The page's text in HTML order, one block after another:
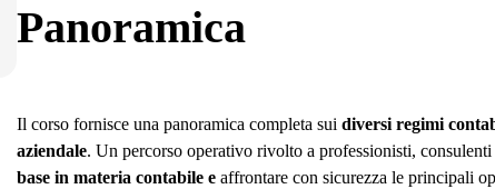
Panoramica
Il corso fornisce una panoramica completa sui diversi regimi
aziendale. Un percorso operativo rivolto a professionisti,
base in materia contabile e affrontare con sicurezza le principali